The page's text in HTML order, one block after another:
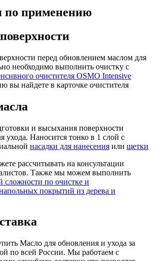
по применению
перед обновлением маслом для
необходимо выполнить очистку с
очистителя OSMO Intensive
вы найдете в карточке очистителя
и высыхания поверхности
ухода. Наносится тонко в 1 слой с
насадки для нанесения или щетки
рассчитывать на консультации
Также мы можем выполнить
сложности по очистке и
покрытий из дерева и
Масло для обновления и ухода за
по всей России. Мы работаем с